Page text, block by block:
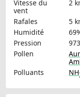
Vitesse du
vent
2
Rafales
5
Humidité
Pression
Pollen
Polluants
NH